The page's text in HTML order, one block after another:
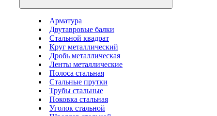
Арматура
Двутавровые балки
Стальной квадрат
Круг металлический
Дробь металлическая
Ленты металлические
Полоса стальная
Стальные прутки
Трубы стальные
Поковка стальная
Уголок стальной